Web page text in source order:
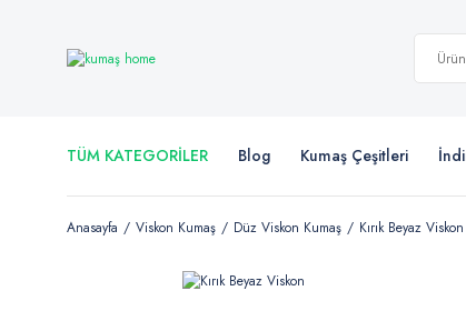
TÜM KATEGORİLER Blog Kumaş Çeşitleri
Anasayfa Viskon Kumaş Düz Viskon Kumaş Kırık Beyaz Viskon